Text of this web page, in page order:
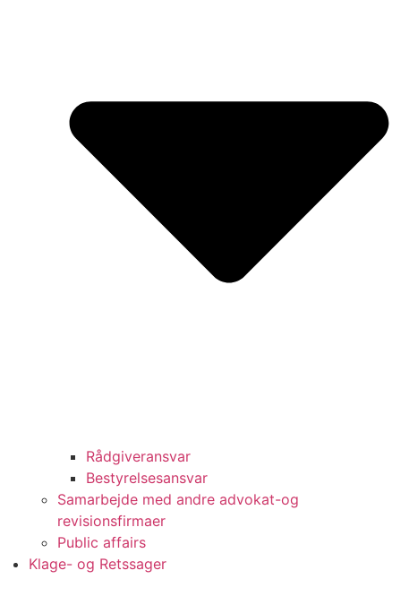
Rådgiveransvar
Bestyrelsesansvar
Samarbejde med andre advokat-og
revisionsfirmaer
Public affairs
Klage- og Retssager